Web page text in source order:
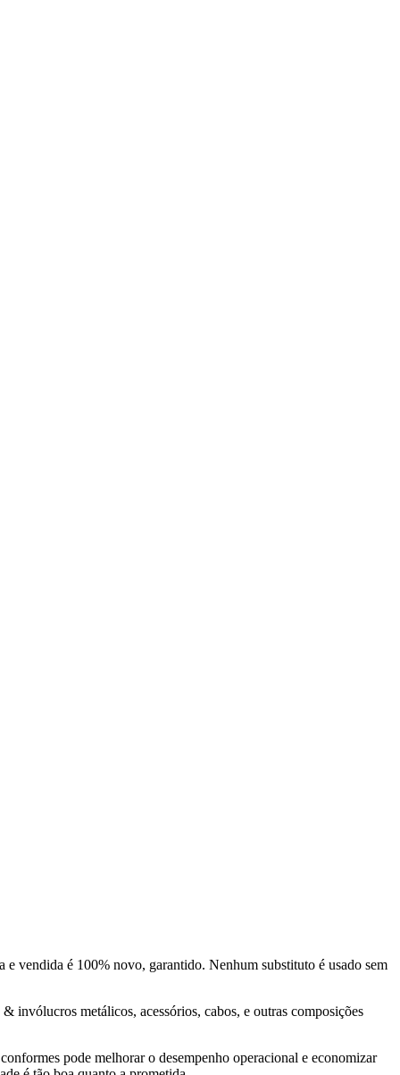
e vendida é 100% novo, garantido. Nenhum substituto é usado sem
invólucros metálicos, acessórios, cabos, e outras composições
pode melhorar o desempenho operacional e economizar